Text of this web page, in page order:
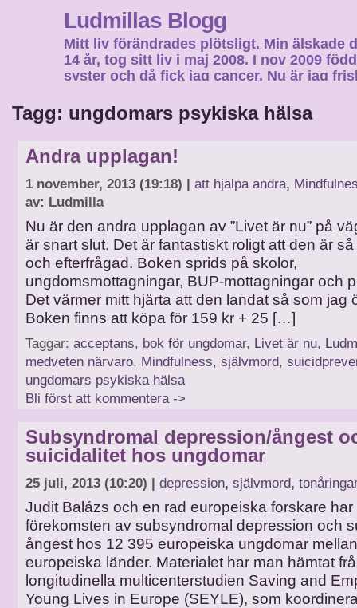
Ludmillas Blogg
Mitt liv förändrades plötsligt. Min älskade
14 år, tog sitt liv i maj 2008. I nov 2009
syster och då fick jag cancer. Nu är jag
Tagg: ungdomars psykiska hälsa
Andra upplagan!
1 november, 2013 (19:18) | att hjälpa andra,
av: Ludmilla
Nu är den andra upplagan av ”Livet är nu” på
är snart slut. Det är fantastiskt roligt att den är
och efterfrågad. Boken sprids på skolor,
ungdomsmottagningar, BUP-mottagningar och
Det värmer mitt hjärta att den landat så som jag
Boken finns att köpa för 159 kr + 25 […]
Taggar: acceptans, bok för ungdomar, Livet är nu,
medveten närvaro, Mindfulness, självmord,
ungdomars psykiska hälsa
Bli först att kommentera ->
Subsyndromal depression/ångest
suicidalitet hos ungdomar
25 juli, 2013 (10:20) | depression, självmord,
Judit Balázs och en rad europeiska forskare har
förekomsten av subsyndromal depression och
ångest hos 12 395 europeiska ungdomar
europeiska länder. Materialet har man hämtat
longitudinella multicenterstudien Saving and
Young Lives in Europe (SEYLE), som